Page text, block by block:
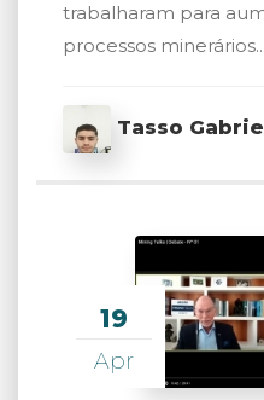
trabalharam para
processos minerários...
Tasso
19
Apr